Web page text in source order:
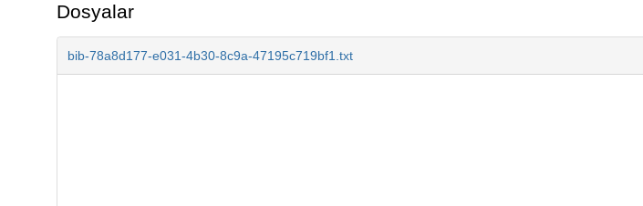
Dosyalar
bib-78a8d177-e031-4b30-8c9a-47195c719bf1.txt